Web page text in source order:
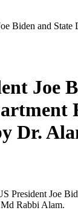
Biden and State
Joe
Dr.
President Joe
Rabbi Alam.